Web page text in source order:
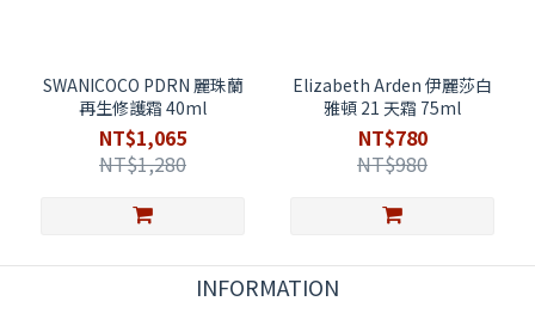
SWANICOCO PDRN 麗珠蘭
再生修護霜 40ml
NT$1,065
NT$1,280
Elizabeth Arden 伊麗莎白
雅頓 21 天霜 75ml
NT$780
NT$980
INFORMATION